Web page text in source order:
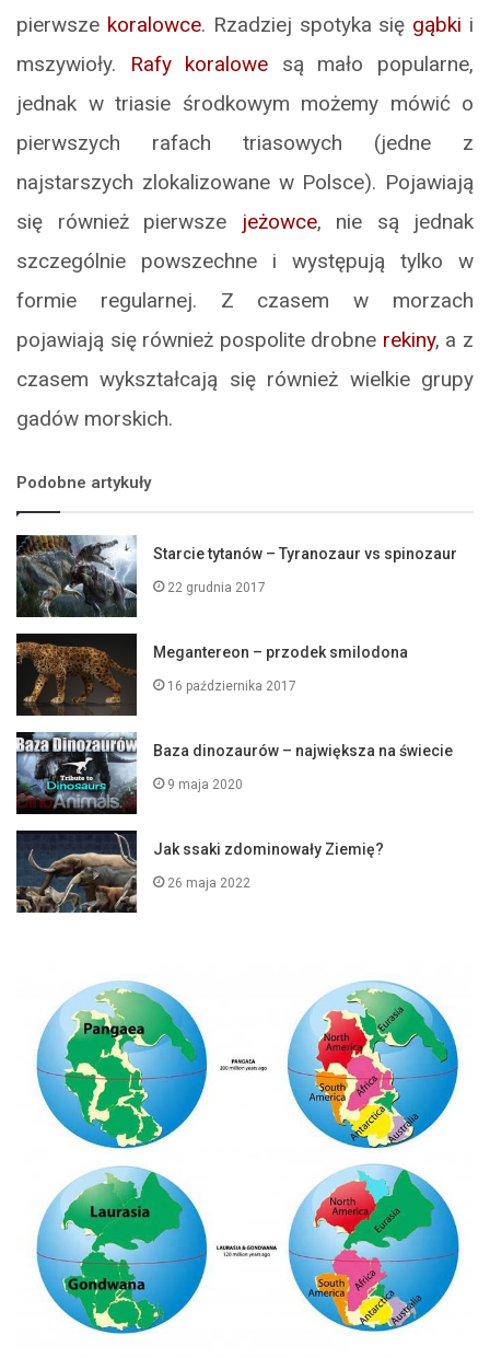
pierwsze koralowce. Rzadziej spotyka się gąbki i
mszywioły.
Rafy koralowe są mało popularne,
jednak w triasie środkowym możemy mówić o
pierwszych rafach triasowych (jedne z
najstarszych zlokalizowane w Polsce). Pojawiają
się również pierwsze
jeżowce, nie są jednak
szczególnie powszechne i występują tylko w
formie regularnej. Z czasem w morzach
pojawiają się również pospolite drobne rekiny, a z
czasem wykształcają się również wielkie grupy
gadów morskich.
Podobne artykuły
Starcie tytanów – Tyranozaur vs spinozaur
22 grudnia 2017
Megantereon – przodek smilodona
16 października 2017
Baza dinozaurów – największa na świecie
9 maja 2020
Jak ssaki zdominowały Ziemię?
26 maja 2022